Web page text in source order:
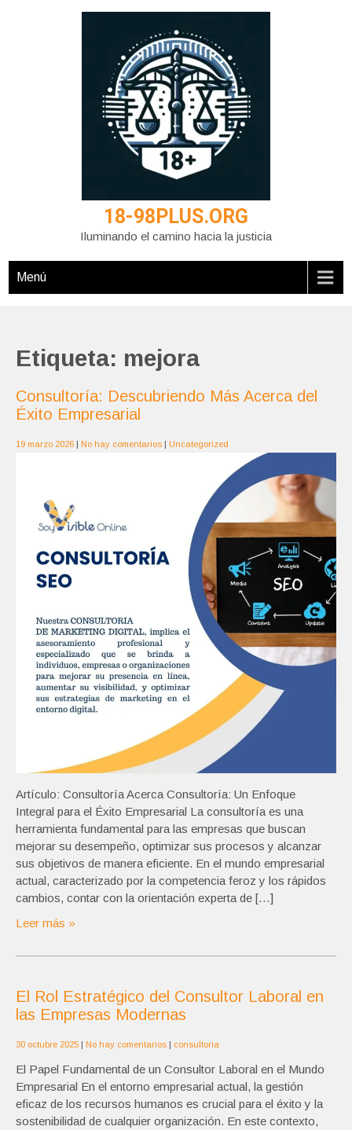
18-98PLUS.ORG
Iluminando el camino hacia la justicia
Menú
Etiqueta: mejora
Consultoría: Descubriendo Más Acerca del
Éxito Empresarial
19 marzo 2026 | No hay comentarios | Uncategorized
Artículo: Consultoría Acerca Consultoría: Un Enfoque
Integral para el Éxito Empresarial La consultoría es una
herramienta fundamental para las empresas que buscan
mejorar su desempeño, optimizar sus procesos y alcanzar
sus objetivos de manera eficiente. En el mundo empresarial
actual, caracterizado por la competencia feroz y los rápidos
cambios, contar con la orientación experta de […]
Leer más »
El Rol Estratégico del Consultor Laboral en
las Empresas Modernas
30 octubre 2025 | No hay comentarios | consultoria
El Papel Fundamental de un Consultor Laboral en el Mundo
Empresarial En el entorno empresarial actual, la gestión
eficaz de los recursos humanos es crucial para el éxito y la
sostenibilidad de cualquier organización. En este contexto,